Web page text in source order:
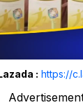
: https://